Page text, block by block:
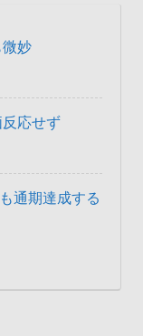
妙
応せず
通期達成する